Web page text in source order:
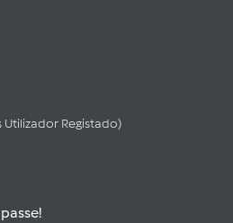
Utilizador Registado)